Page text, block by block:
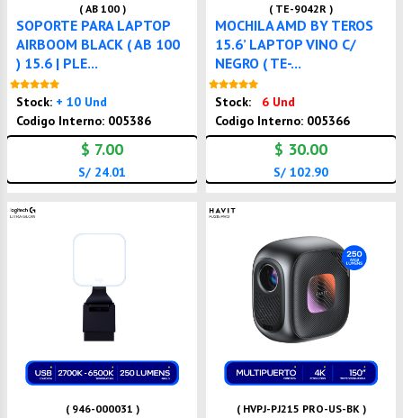
( AB 100 )
SOPORTE PARA LAPTOP
AIRBOOM BLACK ( AB 100
) 15.6 | PLE...
Stock: + 10 Und
Codigo Interno: 005386
$ 7.00
S/ 24.01
( TE-9042R )
MOCHILA AMD BY TEROS
15.6’ LAPTOP VINO C/
NEGRO ( TE-...
Stock:
6 Und
Codigo Interno: 005366
$ 30.00
S/ 102.90
( 946-000031 ) ( HVPJ-PJ215 PRO-US-BK )